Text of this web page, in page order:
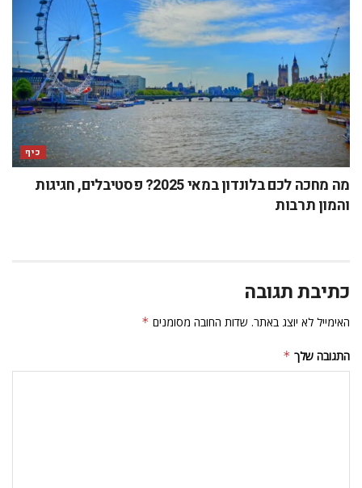
כיף
מה מחכה לכם בלונדון במאי 2025? פסטיבלים, חגיגות
והמון תרבות
כתיבת תגובה
האימייל לא יוצג באתר. שדות החובה מסומנים *
התגובה שלך *